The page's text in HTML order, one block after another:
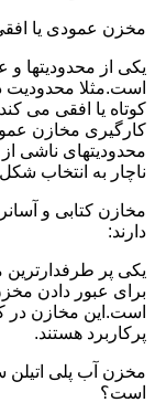
مخزن عمودی یا
یکی از محدودیتها
است.مثلا محدودیت
کوتاه یا افقی می
کارگیری مخازن
محدودیتهای ناشی
ناچار به انتخاب
مخازن کتابی و
دارند:
یکی پر
برای عبور دادن
است.این مخازن در
پرکاربرد هستند.
مخزن آب پلی اتیلن
است؟